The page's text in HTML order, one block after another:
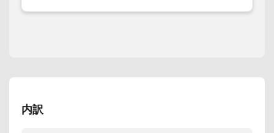
内訳